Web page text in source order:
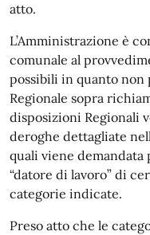
atto.
L’Amministrazione è
comunale al
possibili in quanto non
Regionale sopra
disposizioni Regionali
deroghe dettagliate
quali viene demandata
“datore di lavoro” di
categorie indicate.
Preso atto che le